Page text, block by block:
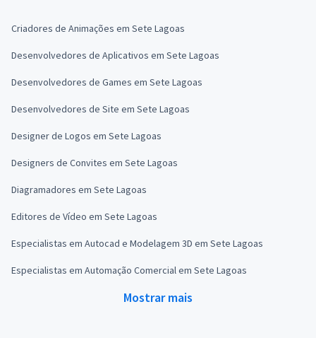
Criadores de Animações em Sete Lagoas
Desenvolvedores de Aplicativos em Sete Lagoas
Desenvolvedores de Games em Sete Lagoas
Desenvolvedores de Site em Sete Lagoas
Designer de Logos em Sete Lagoas
Designers de Convites em Sete Lagoas
Diagramadores em Sete Lagoas
Editores de Vídeo em Sete Lagoas
Especialistas em Autocad e Modelagem 3D em Sete Lagoas
Especialistas em Automação Comercial em Sete Lagoas
Mostrar mais